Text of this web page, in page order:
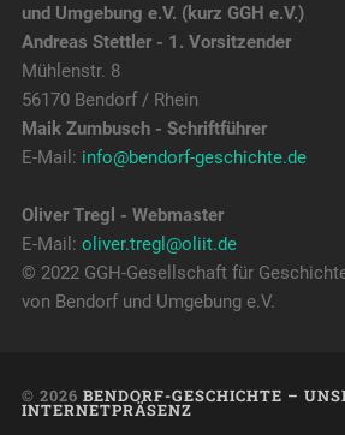
und Umgebung e.V. (kurz GGH e.V.)
Andreas Stettler - 1. Vorsitzender
Mühlenstr. 8
56170 Bendorf / Rhein
Maik Zumbusch - Schriftführer
E-Mail: info@bendorf-geschichte.de
Oliver Tregl - Webmaster
E-Mail: oliver.tregl@oliit.de
© 2022 GGH-Gesellschaft für
von Bendorf und Umgebung e.V.
© 2026 BENDORF-GESCHICHTE –
INTERNETPRÄSENZ